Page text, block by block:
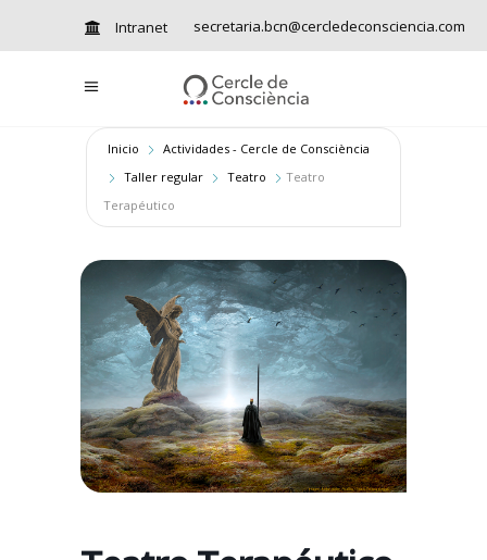
Intranet secretaria.bcn@cercledeconsciencia.com
Inicio
Actividades - Cercle de Consciència
Taller regular
Teatro
Teatro
Terapéutico